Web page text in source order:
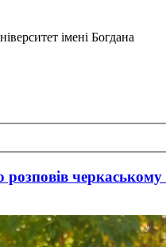
імені Богдана
черкаському